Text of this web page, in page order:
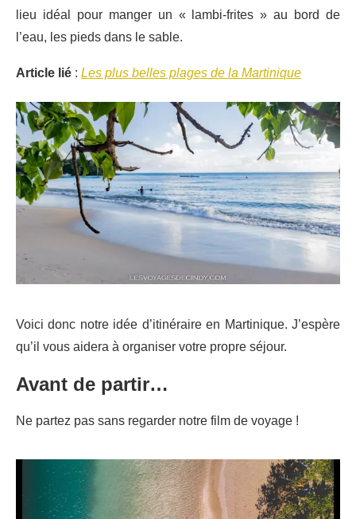
lieu idéal pour manger un « lambi-frites » au bord de
l’eau, les pieds dans le sable.
Article lié : Les plus belles plages de la Martinique
Voici donc notre idée d’itinéraire en Martinique. J’espère
qu’il vous aidera à organiser votre propre séjour.
Avant de partir…
Ne partez pas sans regarder notre film de voyage !